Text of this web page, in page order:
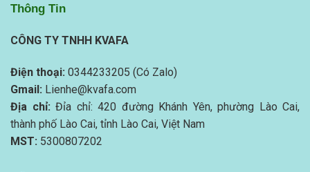
Thông Tin
CÔNG TY TNHH KVAFA
Điện thoại: 0344233205 (Có Zalo)
Gmail: Lienhe@kvafa.com
Địa chỉ: Đỉa chỉ: 420 đường Khánh Yên, phường Lào Cai,
thành phố Lào Cai, tỉnh Lào Cai, Việt Nam
MST: 5300807202